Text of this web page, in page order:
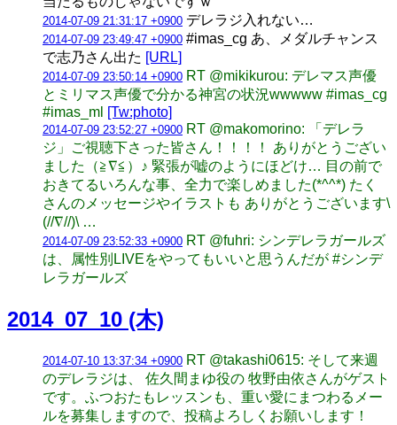
2014-07-09 21:31:17 +0900 デレラジ入れない…
2014-07-09 23:49:47 +0900 #imas_cg あ、メダルチャンス
で志乃さん出た [URL]
2014-07-09 23:50:14 +0900 RT @mikikurou: デレマス声優
とミリマス声優で分かる神宮の状況wwwww #imas_cg
#imas_ml [Tw:photo]
2014-07-09 23:52:27 +0900 RT @makomorino: 「デレラ
ジ」ご視聴下さった皆さん！！！！ ありがとうござい
ました（≧∇≦）♪ 緊張が嘘のようにほどけ… 目の前で
おきてるいろんな事、全力で楽しめました(*^^*) たく
さんのメッセージやイラストも ありがとうございます\
(//∇//)\ …
2014-07-09 23:52:33 +0900 RT @fuhri: シンデレラガールズ
は、属性別LIVEをやってもいいと思うんだが #シンデ
レラガールズ
2014_07_10 (木)
2014-07-10 13:37:34 +0900 RT @takashi0615: そして来週
のデレラジは、 佐久間まゆ役の 牧野由依さんがゲスト
です。ふつおたもレッスンも、重い愛にまつわるメー
ルを募集しますので、投稿よろしくお願いします！